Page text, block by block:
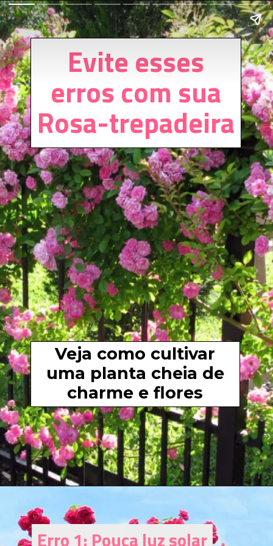
Evite esses
erros com sua
Rosa-trepadeira
Veja como cultivar
uma planta cheia de
charme e flores
Erro 1: Pouca luz solar
Erro 1: Pouca luz solar